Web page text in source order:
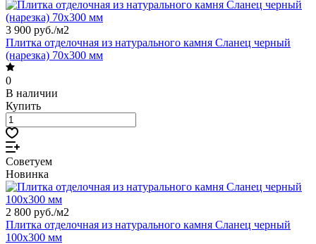
3 900 руб./м2
Плитка отделочная из натурального камня Сланец черный
(нарезка) 70х300 мм
0
В наличии
Купить
Советуем
Новинка
2 800 руб./м2
Плитка отделочная из натурального камня Сланец черный
100х300 мм